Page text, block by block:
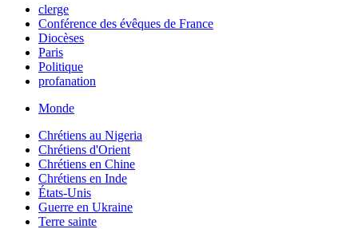
clerge
Conférence des évêques de France
Diocèses
Paris
Politique
profanation
Monde
Chrétiens au Nigeria
Chrétiens d'Orient
Chrétiens en Chine
Chrétiens en Inde
États-Unis
Guerre en Ukraine
Terre sainte